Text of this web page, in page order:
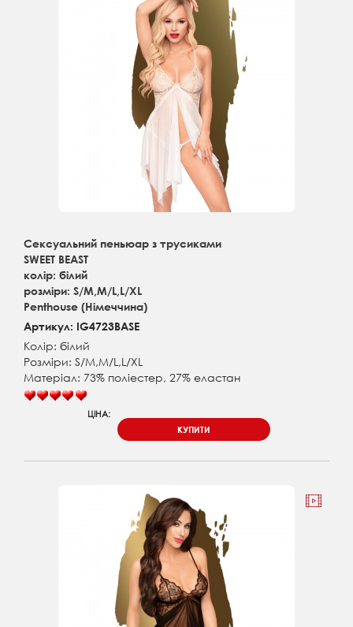
Сексуальний пеньюар з трусиками
SWEET BEAST
колір: білий
розміри: S/M,M/L,L/XL
Penthouse (Німеччина)
Артикул: IG4723BASE
Колір: білий
Розміри: S/M,M/L,L/XL
Матеріал: 73% поліестер, 27% еластан
ЦІНА:
КУПИТИ